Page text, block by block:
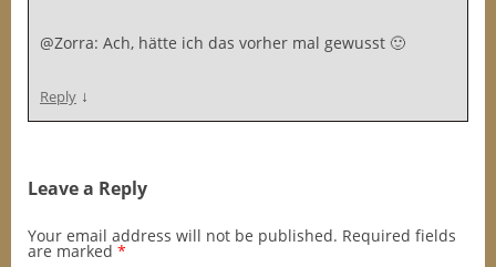
@Zorra: Ach, hätte ich das vorher mal gewusst 🙂
Reply ↓
Leave a Reply
Your email address will not be published. Required fields
are marked *